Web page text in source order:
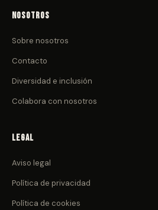
Nosotros
Sobre nosotros
Contacto
Diversidad e inclusión
Colabora con nosotros
Legal
Aviso legal
Política de privacidad
Política de cookies